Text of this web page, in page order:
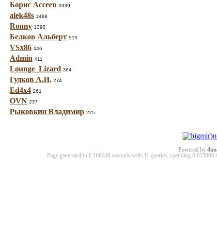
Борис Ассеев 3339
alek48s 1488
Ronny 1390
Белков Альберт 515
VSx86 446
Admin 411
Lounge_Lizard 364
Гудков А.И. 274
Ed4x4 261
OVN 237
Рыковкин Владимир 225
Powered by
Page generated in 0.166348 seconds with 31 queries, spending